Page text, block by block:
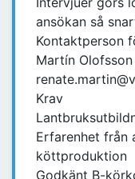
ansökan så
Kontaktperson
Martín
Krav
Erfarenhet från
köttproduktion
Godkänt B-